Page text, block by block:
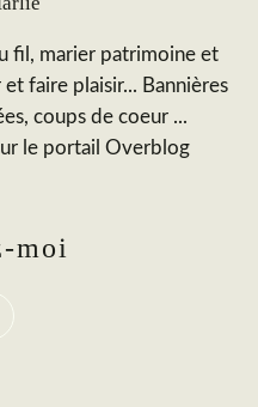
fil, marier patrimoine et
faire plaisir... Bannières
coups de coeur ...
le portail Overblog
moi